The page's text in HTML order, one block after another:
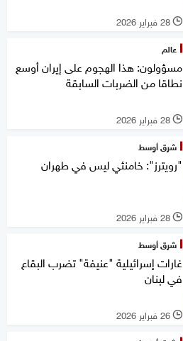
l 28 فبراير 2026
عالم
مسؤولون: هذا الهجوم على إيران أوسع
نطاقا من الضربات السابقة
l 28 فبراير 2026
شرق أوسط
"رويترز": خامنئي ليس في طهران
l 28 فبراير 2026
شرق أوسط
غارات إسرائيلية "عنيفة" تضرب البقاع
في لبنان
l 26 فبراير 2026